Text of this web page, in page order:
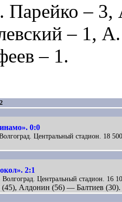
Парейко – 3,
– 1, А.
– 1.
0:0
Центральный стадион. 18
2:1
Волгоград. Центральный стадион. 16
(45), Алдонин (56) — Балтиев (30).